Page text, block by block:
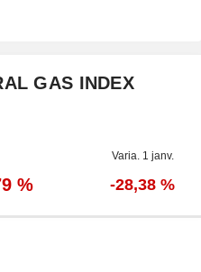
GAS INDEX
Varia. 1 janv.
% -28,38 %